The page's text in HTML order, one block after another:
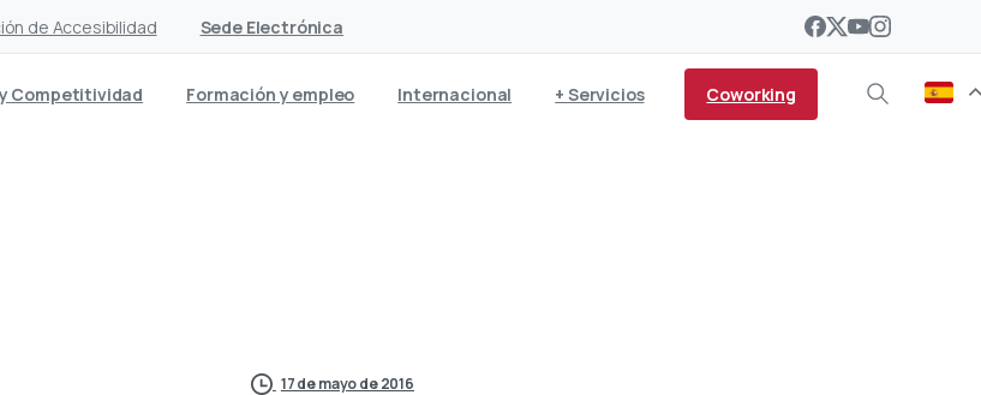
de Accesibilidad Sede Electrónica
Competitividad Formación y empleo Internacional + Servicios Coworking
17 de mayo de 2016